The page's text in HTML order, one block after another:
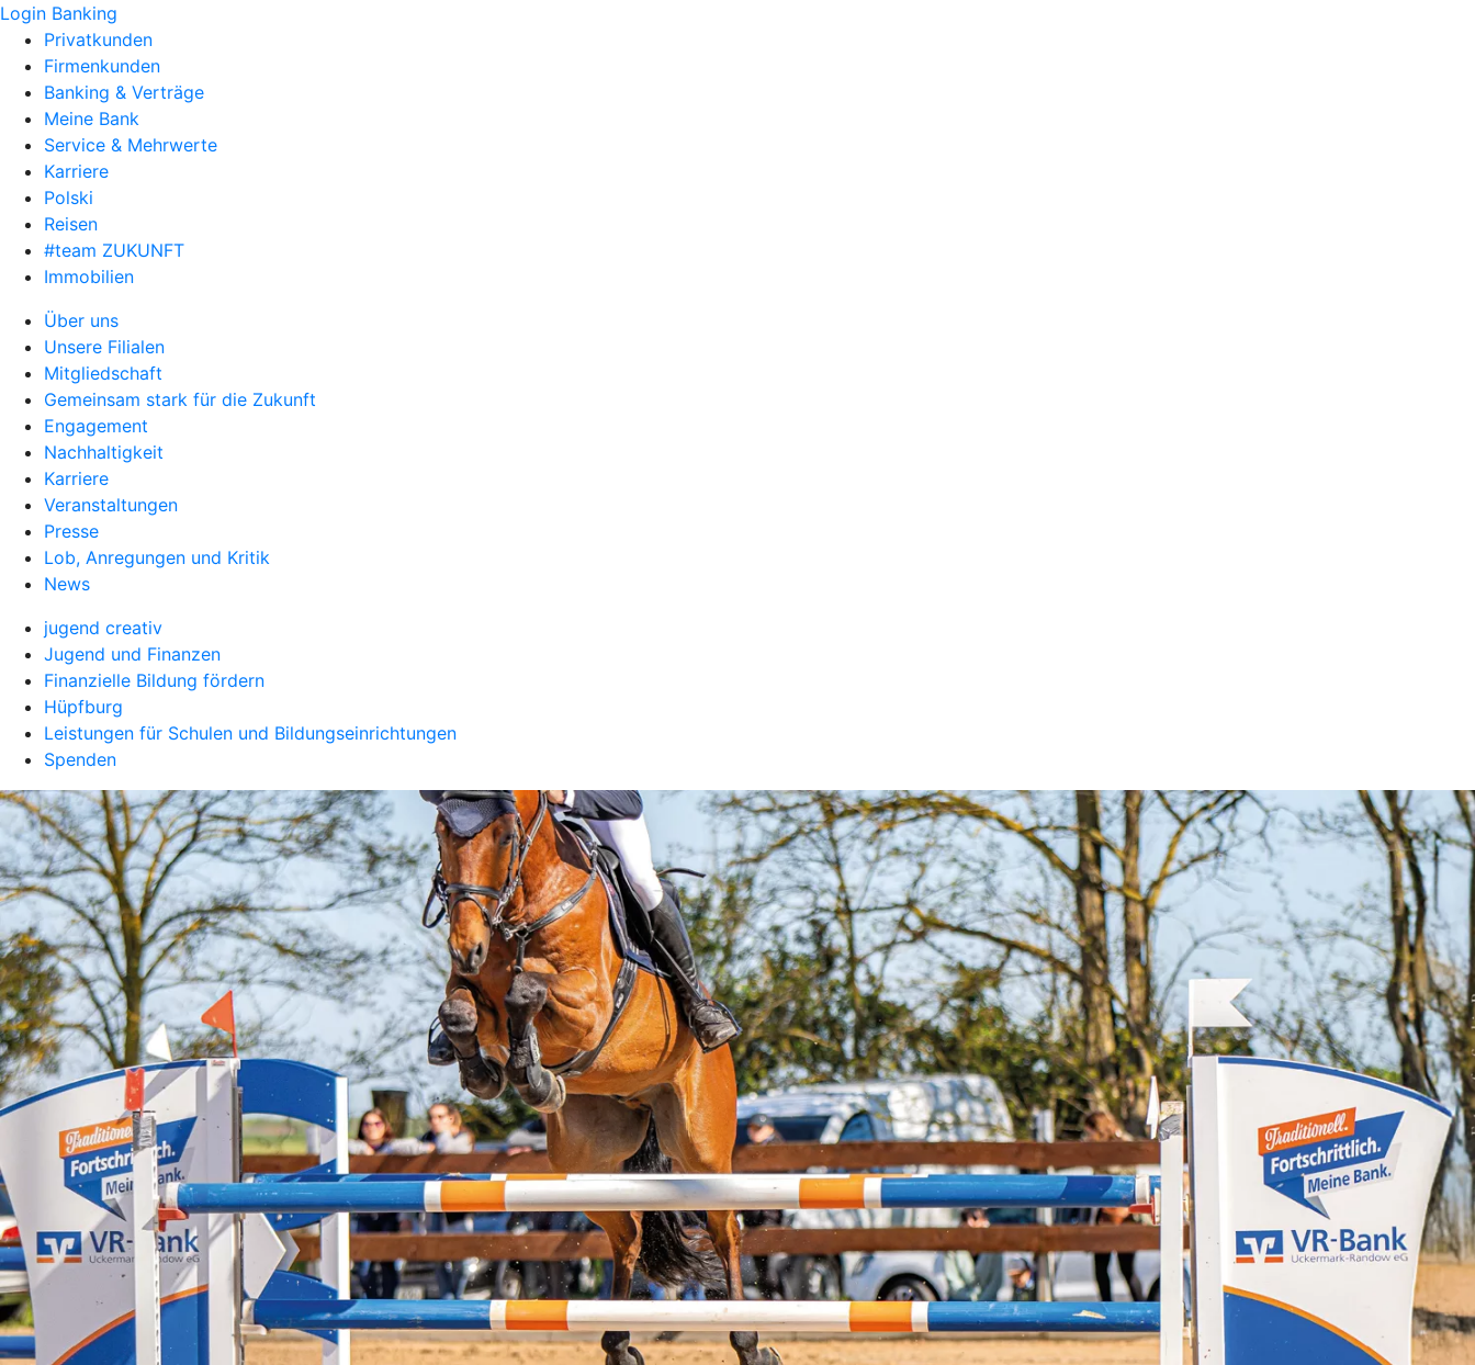
Login Banking
Privatkunden
Firmenkunden
Banking & Verträge
Meine Bank
Service & Mehrwerte
Karriere
Polski
Reisen
#team ZUKUNFT
Immobilien
Über uns
Unsere Filialen
Mitgliedschaft
Gemeinsam stark für die Zukunft
Engagement
Nachhaltigkeit
Karriere
Veranstaltungen
Presse
Lob, Anregungen und Kritik
News
jugend creativ
Jugend und Finanzen
Finanzielle Bildung fördern
Hüpfburg
Leistungen für Schulen und Bildungseinrichtungen
Spenden